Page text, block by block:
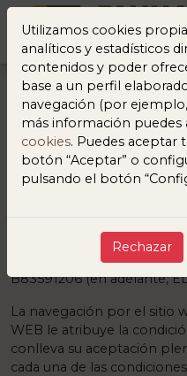
AVISO
El presente aviso legal
web del que es titular
B83591206 (en adelante,
La navegación por el sitio
WEB le atribuye la
conlleva su aceptación
cada una de las
Utilizamos cookies
analíticos y estadísticos
contenidos y poder
base a un perfil
navegación (por ejemplo,
más información puedes
cookies. Puedes aceptar
botón “Aceptar” o
pulsando el botón
Rechazar